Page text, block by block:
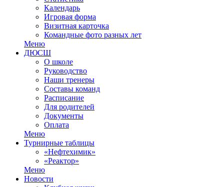
Календарь
Игровая форма
Визитная карточка
Командные фото разных лет
Меню
ДЮСШ
О школе
Руководство
Наши тренеры
Составы команд
Расписание
Для родителей
Документы
Оплата
Меню
Турнирные таблицы
«Нефтехимик»
«Реактор»
Меню
Новости